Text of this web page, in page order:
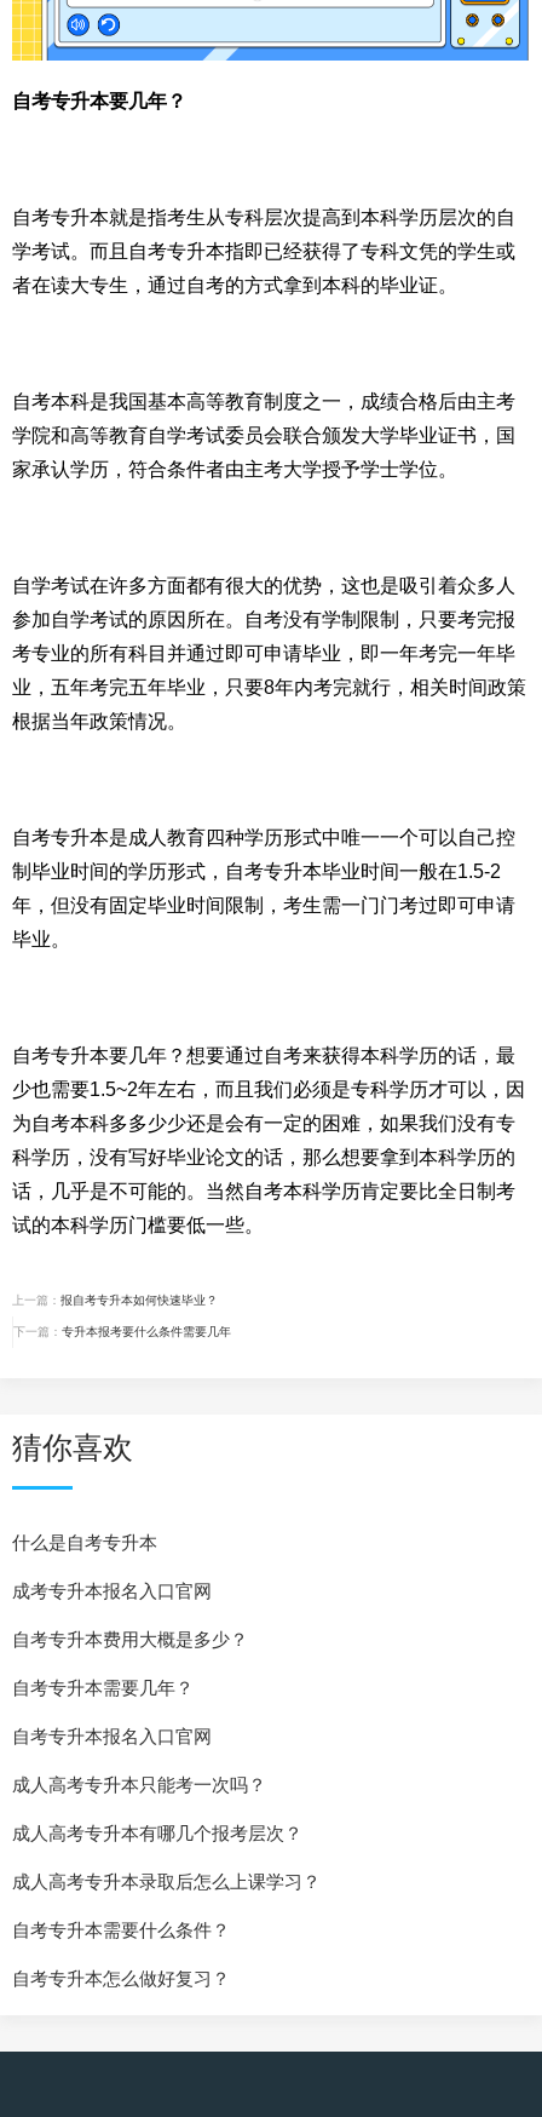
自考专升本要几年？
自考专升本就是指考生从专科层次提高到本科学历层次的自
学考试。而且自考专升本指即已经获得了专科文凭的学生或
者在读大专生，通过自考的方式拿到本科的毕业证。
自考本科是我国基本高等教育制度之一，成绩合格后由主考
学院和高等教育自学考试委员会联合颁发大学毕业证书，国
家承认学历，符合条件者由主考大学授予学士学位。
自学考试在许多方面都有很大的优势，这也是吸引着众多人
参加自学考试的原因所在。自考没有学制限制，只要考完报
考专业的所有科目并通过即可申请毕业，即一年考完一年毕
业，五年考完五年毕业，只要8年内考完就行，相关时间政策
根据当年政策情况。
自考专升本是成人教育四种学历形式中唯一一个可以自己控
制毕业时间的学历形式，自考专升本毕业时间一般在1.5-2
年，但没有固定毕业时间限制，考生需一门门考过即可申请
毕业。
自考专升本要几年？想要通过自考来获得本科学历的话，最
少也需要1.5~2年左右，而且我们必须是专科学历才可以，因
为自考本科多多少少还是会有一定的困难，如果我们没有专
科学历，没有写好毕业论文的话，那么想要拿到本科学历的
话，几乎是不可能的。当然自考本科学历肯定要比全日制考
试的本科学历门槛要低一些。
上一篇： 报自考专升本如何快速毕业？
下一篇： 专升本报考要什么条件需要几年
猜你喜欢
什么是自考专升本
成考专升本报名入口官网
自考专升本费用大概是多少？
自考专升本需要几年？
自考专升本报名入口官网
成人高考专升本只能考一次吗？
成人高考专升本有哪几个报考层次？
成人高考专升本录取后怎么上课学习？
自考专升本需要什么条件？
自考专升本怎么做好复习？